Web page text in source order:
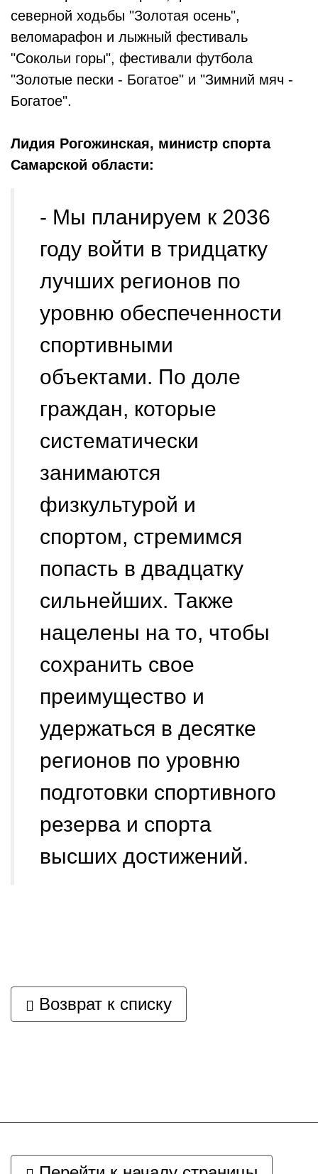
северной ходьбы "Золотая осень",
веломарафон и лыжный фестиваль
"Сокольи горы", фестивали футбола
"Золотые пески - Богатое" и "Зимний мяч -
Богатое".
Лидия Рогожинская, министр спорта
Самарской области:
- Мы планируем к 2036
году войти в тридцатку
лучших регионов по
уровню обеспеченности
спортивными
объектами. По доле
граждан, которые
систематически
занимаются
физкультурой и
спортом, стремимся
попасть в двадцатку
сильнейших. Также
нацелены на то, чтобы
сохранить свое
преимущество и
удержаться в десятке
регионов по уровню
подготовки спортивного
резерва и спорта
высших достижений.
Возврат к списку